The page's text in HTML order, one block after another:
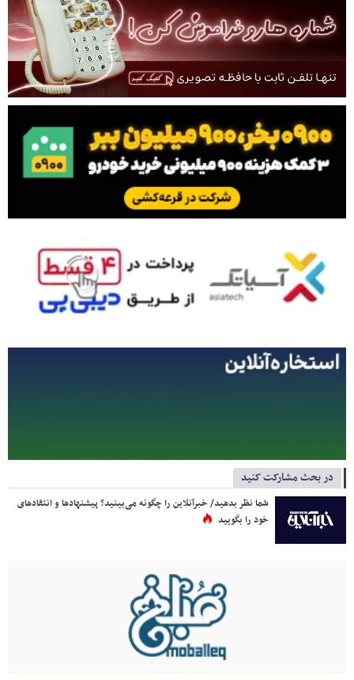
در بحث مشارکت کنید
شما نظر بدهید/ خبرآنلاین را چگونه می‌بینید؟ پیشنهادها و انتقادهای
خود را بگویید